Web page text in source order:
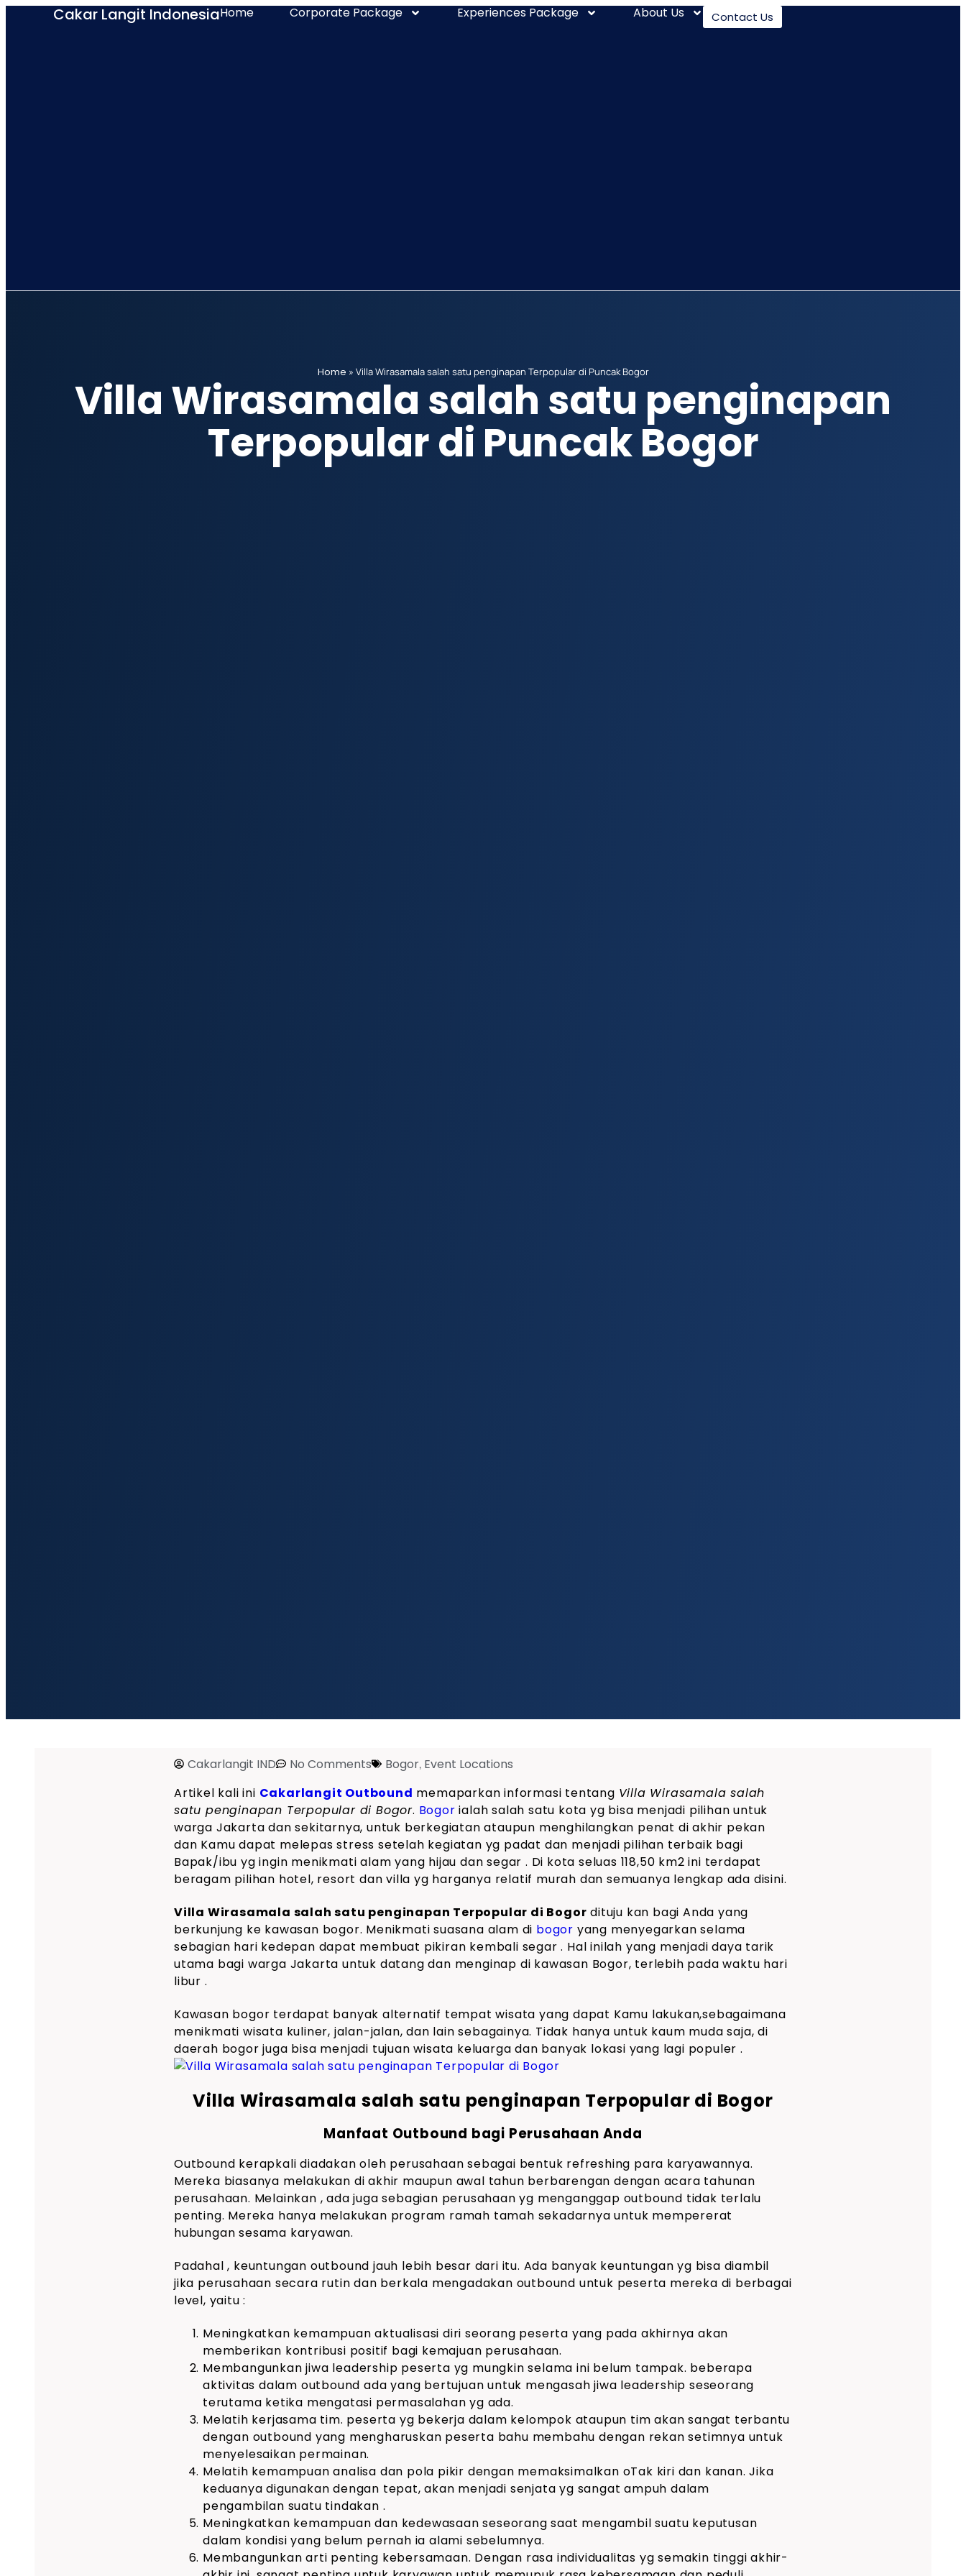
Cakar Langit IndonesiaHome Corporate Package Experiences Package About Us Contact Us
Home » Villa Wirasamala salah satu penginapan Terpopular di Puncak Bogor
Villa Wirasamala salah satu penginapan
Terpopular di Puncak Bogor
Cakarlangit IND No Comments Bogor, Event Locations
Artikel kali ini Cakarlangit Outbound memaparkan informasi tentang Villa Wirasamala salah
satu penginapan Terpopular di Bogor. Bogor ialah salah satu kota yg bisa menjadi pilihan untuk
warga Jakarta dan sekitarnya, untuk berkegiatan ataupun menghilangkan penat di akhir pekan
dan Kamu dapat melepas stress setelah kegiatan yg padat dan menjadi pilihan terbaik bagi
Bapak/ibu yg ingin menikmati alam yang hijau dan segar . Di kota seluas 118,50 km2 ini terdapat
beragam pilihan hotel, resort dan villa yg harganya relatif murah dan semuanya lengkap ada disini.
Villa Wirasamala salah satu penginapan Terpopular di Bogor dituju kan bagi Anda yang
berkunjung ke kawasan bogor. Menikmati suasana alam di bogor yang menyegarkan selama
sebagian hari kedepan dapat membuat pikiran kembali segar . Hal inilah yang menjadi daya tarik
utama bagi warga Jakarta untuk datang dan menginap di kawasan Bogor, terlebih pada waktu hari
libur .
Kawasan bogor terdapat banyak alternatif tempat wisata yang dapat Kamu lakukan,sebagaimana
menikmati wisata kuliner, jalan-jalan, dan lain sebagainya. Tidak hanya untuk kaum muda saja, di
daerah bogor juga bisa menjadi tujuan wisata keluarga dan banyak lokasi yang lagi populer .
Villa Wirasamala salah satu penginapan Terpopular di Bogor
Manfaat Outbound bagi Perusahaan Anda
Outbound kerapkali diadakan oleh perusahaan sebagai bentuk refreshing para karyawannya.
Mereka biasanya melakukan di akhir maupun awal tahun berbarengan dengan acara tahunan
perusahaan. Melainkan , ada juga sebagian perusahaan yg menganggap outbound tidak terlalu
penting. Mereka hanya melakukan program ramah tamah sekadarnya untuk mempererat
hubungan sesama karyawan.
Padahal , keuntungan outbound jauh lebih besar dari itu. Ada banyak keuntungan yg bisa diambil
jika perusahaan secara rutin dan berkala mengadakan outbound untuk peserta mereka di berbagai
level, yaitu :
Meningkatkan kemampuan aktualisasi diri seorang peserta yang pada akhirnya akan
memberikan kontribusi positif bagi kemajuan perusahaan.
Membangunkan jiwa leadership peserta yg mungkin selama ini belum tampak. beberapa
aktivitas dalam outbound ada yang bertujuan untuk mengasah jiwa leadership seseorang
terutama ketika mengatasi permasalahan yg ada.
Melatih kerjasama tim. peserta yg bekerja dalam kelompok ataupun tim akan sangat terbantu
dengan outbound yang mengharuskan peserta bahu membahu dengan rekan setimnya untuk
menyelesaikan permainan.
Melatih kemampuan analisa dan pola pikir dengan memaksimalkan oTak kiri dan kanan. Jika
keduanya digunakan dengan tepat, akan menjadi senjata yg sangat ampuh dalam
pengambilan suatu tindakan .
Meningkatkan kemampuan dan kedewasaan seseorang saat mengambil suatu keputusan
dalam kondisi yang belum pernah ia alami sebelumnya.
Membangunkan arti penting kebersamaan. Dengan rasa individualitas yg semakin tinggi akhir-